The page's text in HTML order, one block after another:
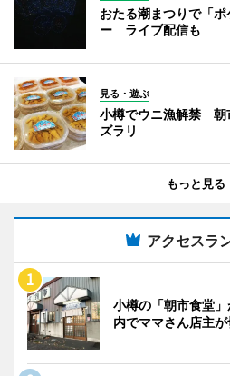
おたる潮まつりで「
ー ライブ配信も
見る・遊ぶ
小樽でウニ漁解禁 朝
ズラリ
もっと見る
アクセスラ
小樽の「朝市食堂
内でママさん店主が